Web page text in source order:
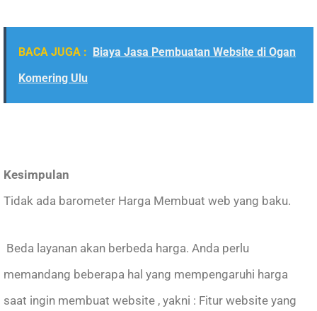
BACA JUGA : Biaya Jasa Pembuatan Website di Ogan
Komering Ulu
Kesimpulan
Tidak ada barometer Harga Membuat web yang baku.
Beda layanan akan berbeda harga. Anda perlu
memandang beberapa hal yang mempengaruhi harga
saat ingin membuat website , yakni : Fitur website yang